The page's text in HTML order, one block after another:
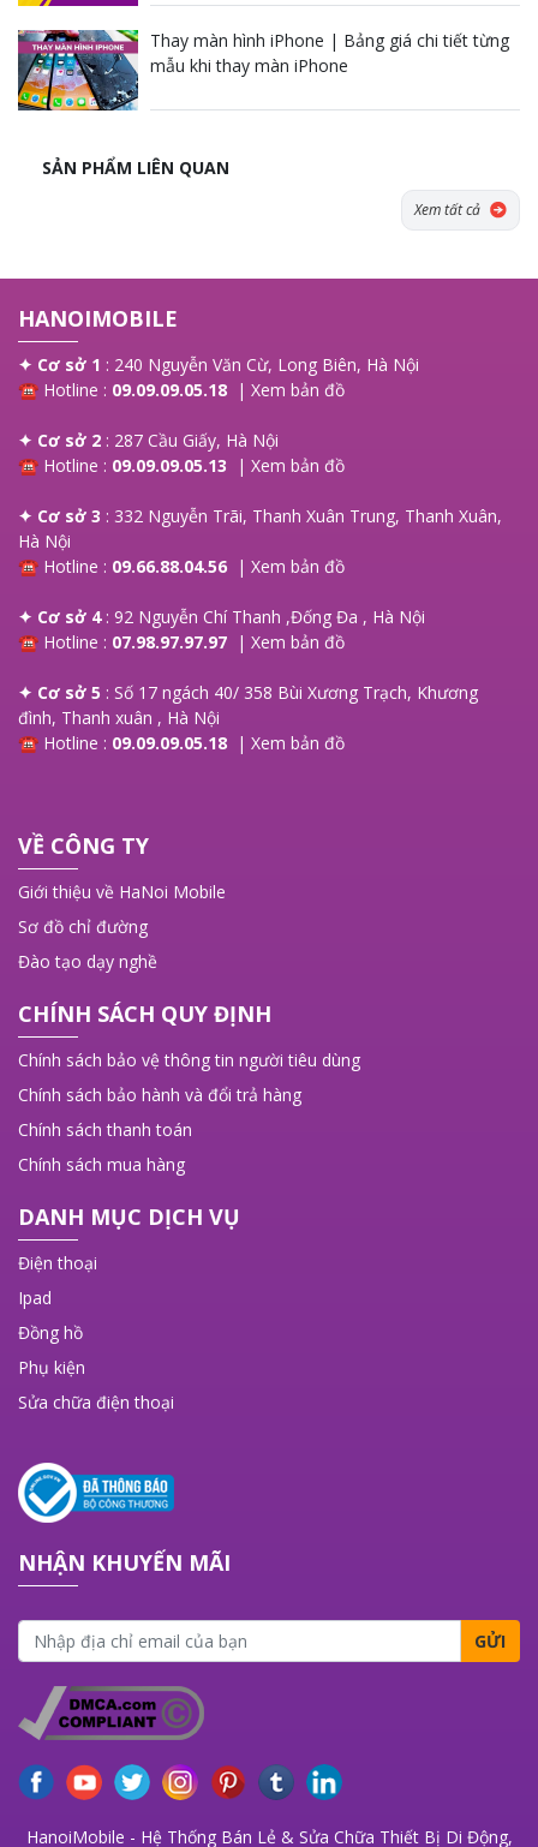
Thay màn hình iPhone | Bảng giá chi tiết từng
mẫu khi thay màn iPhone
SẢN PHẨM LIÊN QUAN
Xem tất cả
HANOIMOBILE
✦ Cơ sở 1 : 240 Nguyễn Văn Cừ, Long Biên, Hà Nội
☎ Hotline : 09.09.09.05.18 | Xem bản đồ
✦ Cơ sở 2 : 287 Cầu Giấy, Hà Nội
☎ Hotline : 09.09.09.05.13 | Xem bản đồ
✦ Cơ sở 3 : 332 Nguyễn Trãi, Thanh Xuân Trung, Thanh Xuân,
Hà Nội
☎ Hotline : 09.66.88.04.56 | Xem bản đồ
✦ Cơ sở 4: 92 Nguyễn Chí Thanh ,Đống Đa , Hà Nội
☎ Hotline : 07.98.97.97.97 | Xem bản đồ
✦ Cơ sở 5 : Số 17 ngách 40/ 358 Bùi Xương Trạch, Khương
đình, Thanh xuân , Hà Nội
☎ Hotline : 09.09.09.05.18 | Xem bản đồ
VỀ CÔNG TY
Giới thiệu về HaNoi Mobile
Sơ đồ chỉ đường
Đào tạo dạy nghề
CHÍNH SÁCH QUY ĐỊNH
Chính sách bảo vệ thông tin người tiêu dùng
Chính sách bảo hành và đổi trả hàng
Chính sách thanh toán
Chính sách mua hàng
DANH MỤC DỊCH VỤ
Điện thoại
Ipad
Đồng hồ
Phụ kiện
Sửa chữa điện thoại
NHẬN KHUYẾN MÃI
GỬI
HanoiMobile - Hệ Thống Bán Lẻ & Sửa Chữa Thiết Bị Di Động,